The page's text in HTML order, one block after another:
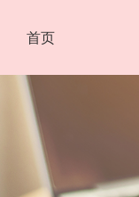
首页